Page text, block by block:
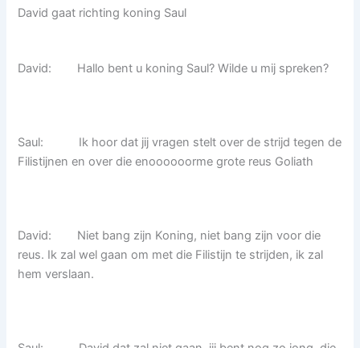
David gaat richting koning Saul
David: Hallo bent u koning Saul? Wilde u mij spreken?
Saul: Ik hoor dat jij vragen stelt over de strijd tegen de
Filistijnen en over die enoooooorme grote reus Goliath
David: Niet bang zijn Koning, niet bang zijn voor die
reus. Ik zal wel gaan om met die Filistijn te strijden, ik zal
hem verslaan.